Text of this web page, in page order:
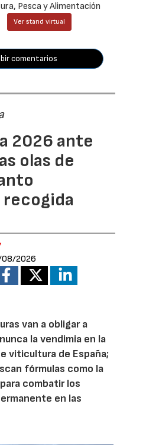
Pesca y Alimentación
Ver stand virtual
comentarios
2026 ante
olas de
2026
van a obligar a
la vendimia en la
viticultura de España;
fórmulas como la
combatir los
en las